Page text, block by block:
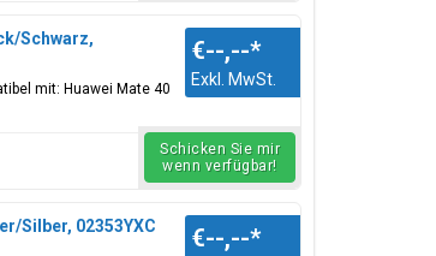
Schwarz,
mit: Huawei Mate 40
€--,--*
Exkl. MwSt.
Schicken Sie mir
wenn verfügbar!
Silber, 02353YXC €--,--*